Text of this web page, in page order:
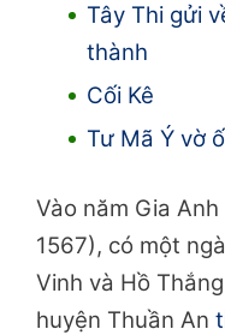
Tây Thi gửi
thành
Cối Kê
Tư Mã Ý vờ
Vào năm Gia Anh
1567), có một
Vinh và Hồ
huyện Thuần An